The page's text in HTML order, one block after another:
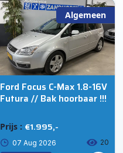
Algemeen
Ford Focus C-Max 1.8-16V
Futura // Bak hoorbaar !!!
Prijs : €1.995,-
07 Aug 2026 20